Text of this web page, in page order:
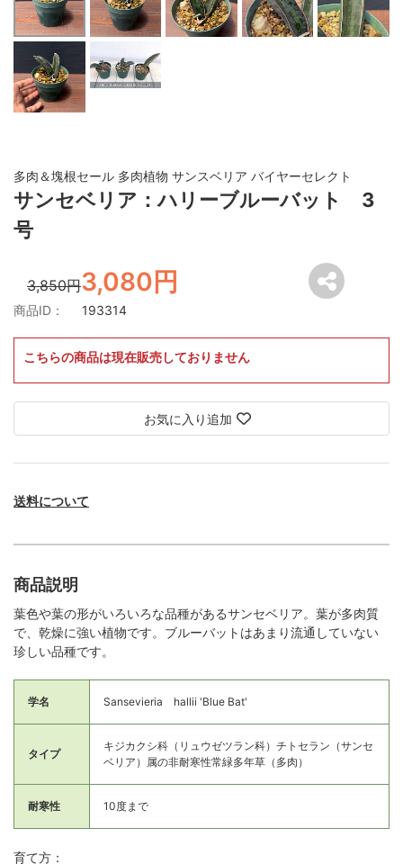
多肉＆塊根セール 多肉植物 サンスベリア バイヤーセレクト
サンセベリア：ハリーブルーバット 3
号
3,850円3,080円
商品ID： 193314
こちらの商品は現在販売しておりません
お気に入り追加
送料について
商品説明
葉色や葉の形がいろいろな品種があるサンセベリア。葉が多肉質
で、乾燥に強い植物です。ブルーバットはあまり流通していない
珍しい品種です。
学名 Sansevieria hallii 'Blue Bat'
タイプ
キジカクシ科（リュウゼツラン科）チトセラン（サンセ
ベリア）属の非耐寒性常緑多年草（多肉）
耐寒性 10度まで
育て方：